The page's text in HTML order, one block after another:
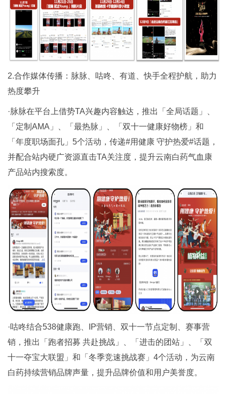
2.合作媒体传播：脉脉、咕咚、有道、快手全程护航，助力
热度攀升
·脉脉在平台上借势TA兴趣内容触达，推出「全局话题」、
「定制AMA」、「最热脉」、「双十一健康好物榜」和
「年度职场面孔」5个活动，传递#用健康 守护热爱#话题，
并配合站内硬广资源直击TA关注度，提升云南白药气血康
产品站内搜索度。
·咕咚结合538健康跑、IP营销、双十一节点定制、赛事营
销，推出「跑者招募 共赴挑战」、「进击的团站」、「双
十一夺宝大联盟」和「冬季竞速挑战赛」4个活动，为云南
白药持续营销品牌声量，提升品牌价值和用户美誉度。